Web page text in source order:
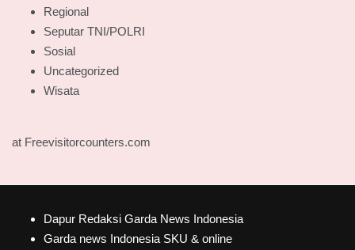
Regional
Seputar TNI/POLRI
Sosial
Uncategorized
Wisata
at Freevisitorcounters.com
Dapur Redaksi Garda News Indonesia
Garda news Indonesia SKU & online